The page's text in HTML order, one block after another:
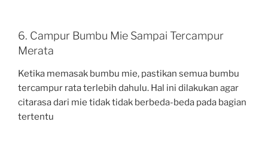
6. Campur Bumbu Mie Sampai Tercampur
Merata
Ketika memasak bumbu mie, pastikan semua bumbu
tercampur rata terlebih dahulu. Hal ini dilakukan agar
citarasa dari mie tidak tidak berbeda-beda pada bagian
tertentu